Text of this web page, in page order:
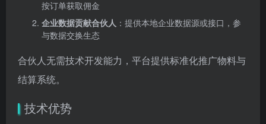
按订单获取佣金
企业数据贡献合伙人 ：提供本地企业数据源或接口，参
与数据交换生态
合伙人无需技术开发能力，平台提供标准化推广物料与
结算系统。
技术优势